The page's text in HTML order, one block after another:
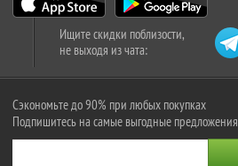
Ищите скидки поблизости,
не выходя из чата:
Сэкономьте до 90% при любых покупках
Подпишитесь на самые выгодные предложения